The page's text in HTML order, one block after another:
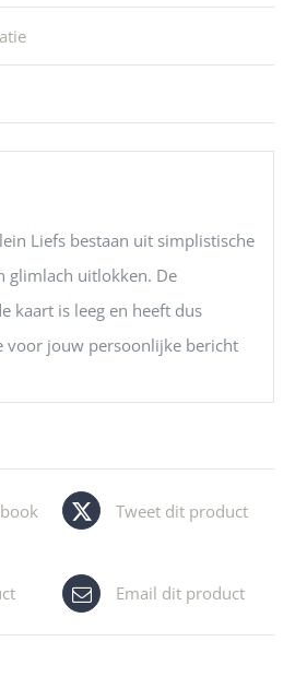
Liefs bestaan uit simplistische
glimlach uitlokken. De
kaart is leeg en heeft dus
voor jouw persoonlijke bericht
Tweet dit product
Email dit product